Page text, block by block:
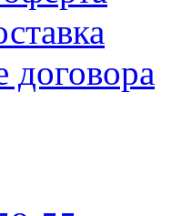
договора